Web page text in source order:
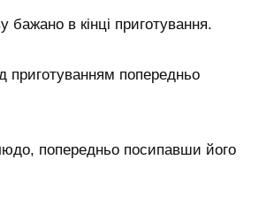
бажано в кінці приготування.
приготуванням попередньо
попередньо посипавши його